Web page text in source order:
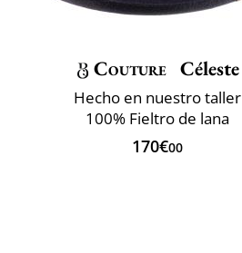
Couture Céleste
Hecho en nuestro taller
100% Fieltro de lana
170€00